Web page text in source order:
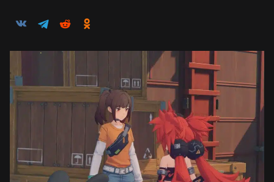
Arknights: Endfield
Crimson Desert
Zenless Zone Zero
Kingdom Come: Deliverance 2
Path of Exile 2
Билды Arknights: Endfield
Билды Wuthering Waves
Билды Cyberpunk 2077
Билды Path of Exile 2